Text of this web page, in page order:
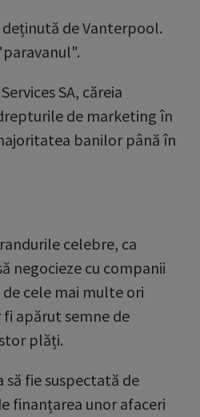
de Vanterpool.
SA, căreia
de marketing în
banilor până în
celebre, ca
negocieze cu companii
cele mai multe ori
apărut semne de
plăți.
să fie suspectată de
finanțarea unor afaceri